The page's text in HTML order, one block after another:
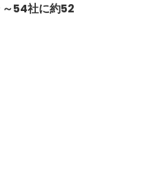
54社に約52